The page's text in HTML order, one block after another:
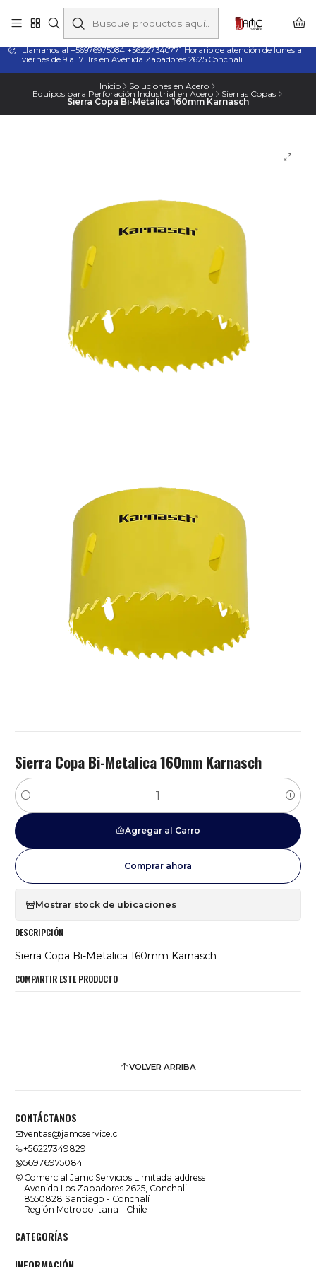
Taladros Magnéticos en Chile | Venta, Arriendo y Servicio
Técnico
Llamanos al +56976975084 +56227340771 Horario de atención de lunes a
viernes de 9 a 17Hrs en Avenida Zapadores 2625 Conchali
Inicio Soluciones en Acero
Equipos para Perforación Industrial en Acero Sierras Copas
Sierra Copa Bi-Metalica 160mm Karnasch
|
Sierra Copa Bi-Metalica 160mm Karnasch
Cantidad
Agregar al Carro
Comprar ahora
Mostrar stock de ubicaciones
DESCRIPCIÓN
Sierra Copa Bi-Metalica 160mm Karnasch
COMPARTIR ESTE PRODUCTO
VOLVER ARRIBA
CONTÁCTANOS
ventas@jamcservice.cl
+56227349829
56976975084
Comercial Jamc Servicios Limitada address
Avenida Los Zapadores 2625, Conchali
8550828 Santiago - Conchalí
Región Metropolitana - Chile
CATEGORÍAS